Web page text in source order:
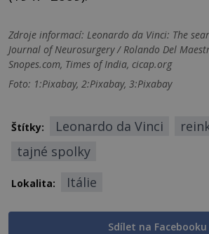
Zdroje informací: Leonardo da Vinci: The
Journal of Neurosurgery / Rolando Del
Snopes.com, Times of India, cicap.org
Foto: 1:Pixabay, 2:Pixabay, 3:Pixabay
Štítky: Leonardo da Vinci
tajné spolky
Lokalita: Itálie
Sdílet na Facebooku